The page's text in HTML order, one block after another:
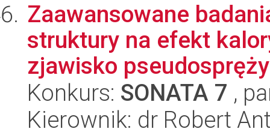
Zaawansowane
struktury na efekt
zjawisko
Konkurs: SONATA 7 ,
Kierownik: dr Robert